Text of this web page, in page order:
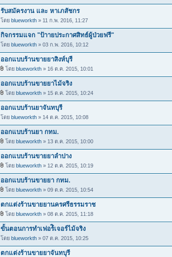
รับสมัครงาน และ หาเภสัชกร
โดย blueworkth » 11 ก.พ. 2016, 11:27
กิจกรรมแจก "ป้าายประกาศสิทธ์ผู้ป่วยฟรี"
โดย blueworkth » 03 ก.พ. 2016, 10:12
ออกแบบร้านขายยาสิงห์บุรี
โดย blueworkth » 16 ต.ค. 2015, 10:01
ออกแบบร้านขายยาไม้จริง
โดย blueworkth » 15 ต.ค. 2015, 10:24
ออกแบบร้านยาจันทบุรี
โดย blueworkth » 14 ต.ค. 2015, 10:08
ออกแบบร้านยา กทม.
โดย blueworkth » 13 ต.ค. 2015, 10:00
ออกแบบร้านขายยาลำปาง
โดย blueworkth » 12 ต.ค. 2015, 10:19
ออกแบบร้านขายยา กทม.
โดย blueworkth » 09 ต.ค. 2015, 10:54
ตกแต่งร้านขายยานครศรีธรรมราช
โดย blueworkth » 08 ต.ค. 2015, 11:18
ขั้นตอนการทำเฟอร์ิเจอร์ไม้จริง
โดย blueworkth » 07 ต.ค. 2015, 10:25
ตกแต่งร้านขายยาจันทบุรี